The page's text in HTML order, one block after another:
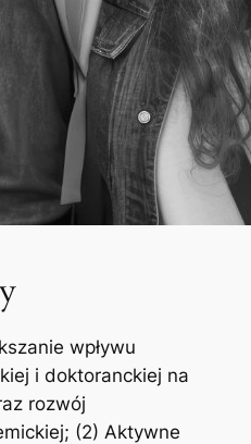
wpływu
i doktoranckiej na
rozwój
(2) Aktywne